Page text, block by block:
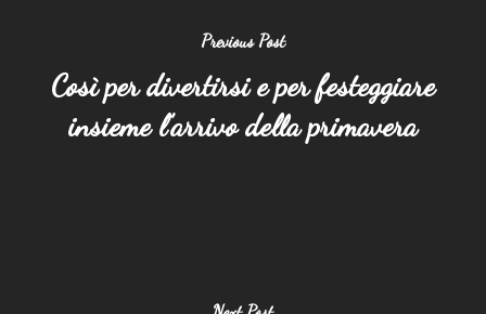
Previous Post
Così per divertirsi e per festeggiare
insieme l’arrivo della primavera